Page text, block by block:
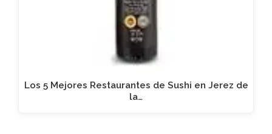
Los 5 Mejores Restaurantes de Sushi en Jerez de
la…